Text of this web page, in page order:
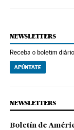
NEWSLETTERS
Receba o boletim
APÚNTATE
NEWSLETTERS
Boletín de